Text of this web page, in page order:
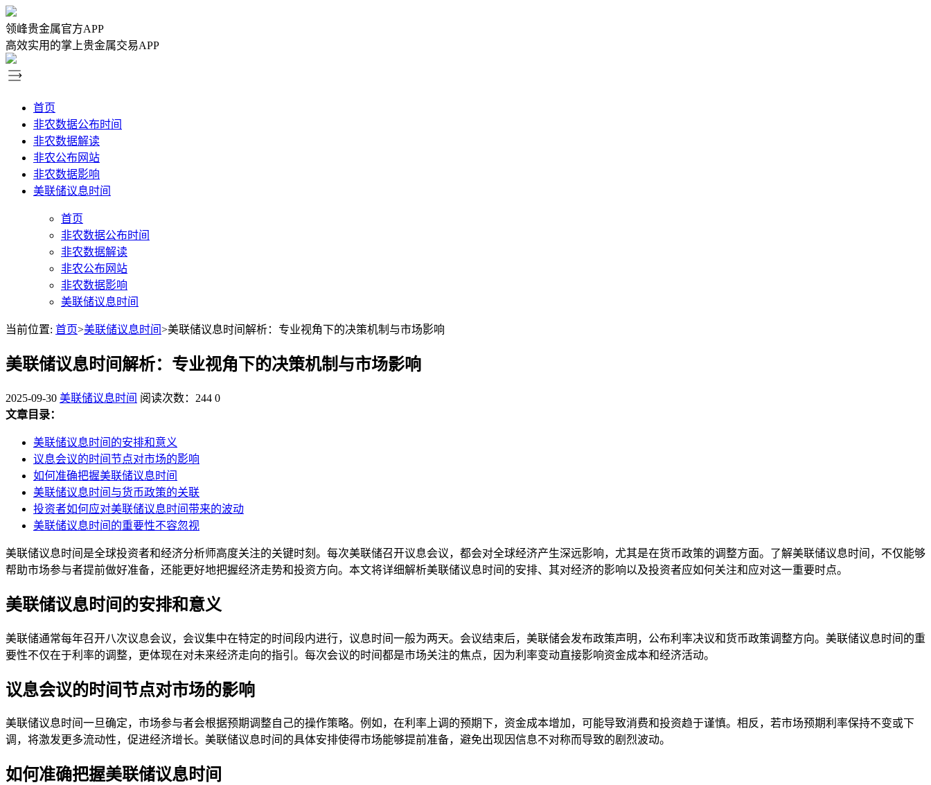
领峰贵金属官方APP
高效实用的掌上贵金属交易APP
首页
非农数据公布时间
非农数据解读
非农公布网站
非农数据影响
美联储议息时间
首页
非农数据公布时间
非农数据解读
非农公布网站
非农数据影响
美联储议息时间
当前位置: 首页>美联储议息时间>美联储议息时间解析：专业视角下的决策机制与市场影响
美联储议息时间解析：专业视角下的决策机制与市场影响
2025-09-30 美联储议息时间 阅读次数：244 0
文章目录：
美联储议息时间的安排和意义
议息会议的时间节点对市场的影响
如何准确把握美联储议息时间
美联储议息时间与货币政策的关联
投资者如何应对美联储议息时间带来的波动
美联储议息时间的重要性不容忽视
美联储议息时间是全球投资者和经济分析师高度关注的关键时刻。每次美联储召开议息会议，都会对全球经济产生深远影响，尤其是在货币政策的调整方面。了解美联储议息时间，不仅能够
帮助市场参与者提前做好准备，还能更好地把握经济走势和投资方向。本文将详细解析美联储议息时间的安排、其对经济的影响以及投资者应如何关注和应对这一重要时点。
美联储议息时间的安排和意义
美联储通常每年召开八次议息会议，会议集中在特定的时间段内进行，议息时间一般为两天。会议结束后，美联储会发布政策声明，公布利率决议和货币政策调整方向。美联储议息时间的重
要性不仅在于利率的调整，更体现在对未来经济走向的指引。每次会议的时间都是市场关注的焦点，因为利率变动直接影响资金成本和经济活动。
议息会议的时间节点对市场的影响
美联储议息时间一旦确定，市场参与者会根据预期调整自己的操作策略。例如，在利率上调的预期下，资金成本增加，可能导致消费和投资趋于谨慎。相反，若市场预期利率保持不变或下
调，将激发更多流动性，促进经济增长。美联储议息时间的具体安排使得市场能够提前准备，避免出现因信息不对称而导致的剧烈波动。
如何准确把握美联储议息时间